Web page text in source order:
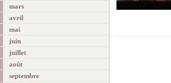
mars
avril
mai
juin
juillet
août
septembre